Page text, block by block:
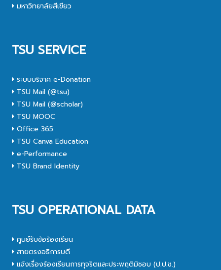
มหาวิทยาลัยสีเขียว
TSU SERVICE
ระบบบริจาค e-Donation
TSU Mail (@tsu)
TSU Mail (@scholar)
TSU MOOC
Office 365
TSU Canva Education
e-Performance
TSU Brand Identity
TSU OPERATIONAL DATA
ศูนย์รับข้อร้องเรียน
สายตรงอธิการบดี
แจ้งเรื่องร้องเรียนการทุจริตและประพฤติมิชอบ (ป.ป.ช.)